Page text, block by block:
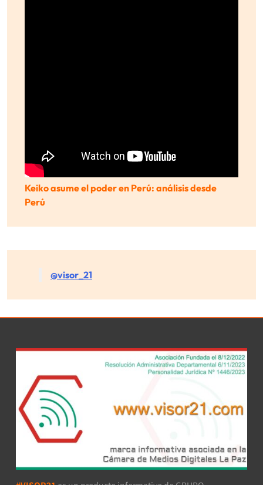
Keiko asume el poder en Perú: análisis desde
Perú
@visor_21